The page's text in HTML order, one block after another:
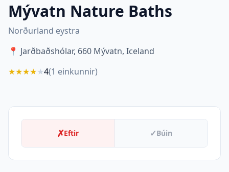
Mývatn Nature Baths
Norðurland eystra
📍 Jarðbaðshólar, 660 Mývatn, Iceland
★★★★★4(1 einkunnir)
✗Eftir ✓Búin